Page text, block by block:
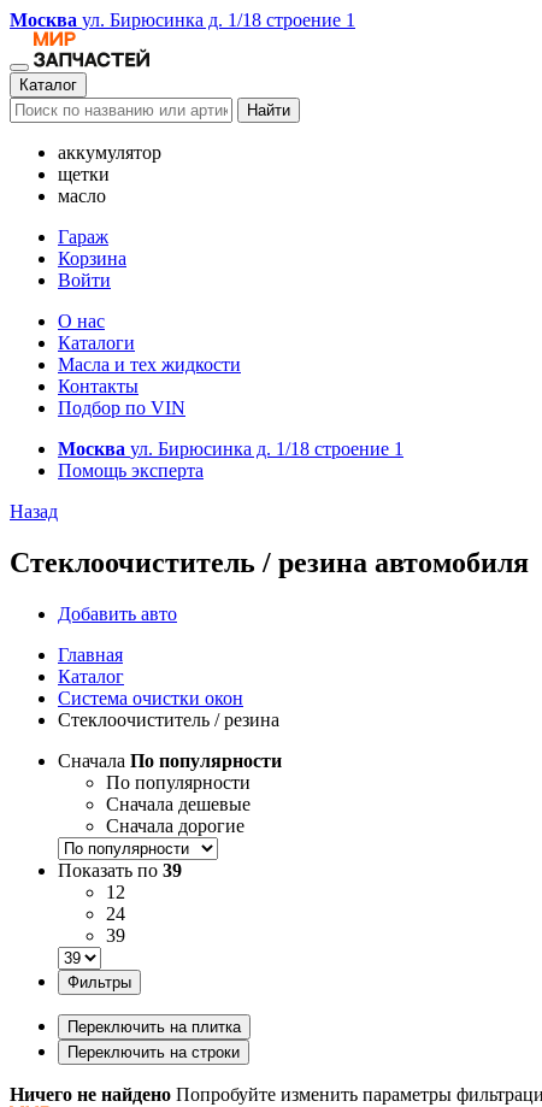
Москва ул. Бирюсинка д. 1/18 строение 1
Каталог
Найти
аккумулятор
щетки
масло
Гараж
Корзина
Войти
О нас
Каталоги
Масла и тех жидкости
Контакты
Подбор по VIN
Москва ул. Бирюсинка д. 1/18 строение 1
Помощь эксперта
Назад
Стеклоочиститель / резина автомобиля
Добавить авто
Главная
Каталог
Система очистки окон
Стеклоочиститель / резина
Сначала По популярности
По популярности
Сначала дешевые
Сначала дорогие
Показать по 39
12
24
39
Фильтры
Переключить на плитка
Переключить на строки
Ничего не найдено Попробуйте изменить параметры